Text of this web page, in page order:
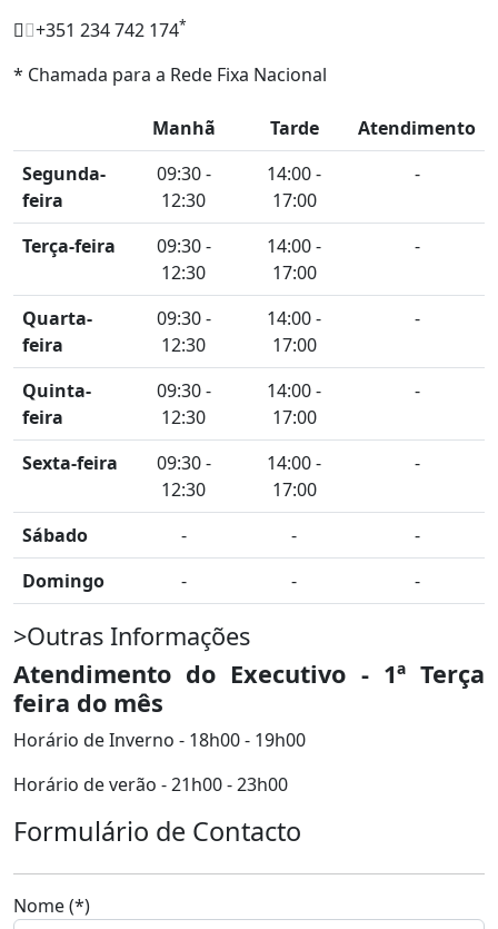
+351 234 742 174*
* Chamada para a Rede Fixa Nacional
Manhã Tarde
Atendimento
Segunda-
feira
09:30 -
12:30
14:00 -
17:00
-
Terça-feira
09:30 -
12:30
14:00 -
17:00
-
Quarta-
feira
09:30 -
12:30
14:00 -
17:00
-
Quinta-
feira
09:30 -
12:30
14:00 -
17:00
-
Sexta-feira
09:30 -
12:30
14:00 -
17:00
-
Sábado - -
-
Domingo
- - -
>Outras Informações
Atendimento do Executivo - 1ª Terça
feira do mês
Horário de Inverno - 18h00 - 19h00
Horário de verão - 21h00 - 23h00
Formulário de Contacto
Nome (*)